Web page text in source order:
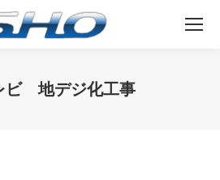
ビ 地デジ化工事